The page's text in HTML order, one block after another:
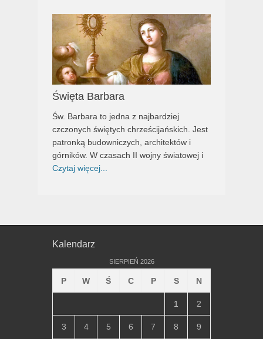
Święta Barbara
Św. Barbara to jedna z najbardziej
czczonych świętych chrześcijańskich. Jest
patronką budowniczych, architektów i
górników. W czasach II wojny światowej i
Czytaj więcej...
Kalendarz
SIERPIEŃ 2026
P W Ś C P S N
1 2
3 4 5 6 7 8 9